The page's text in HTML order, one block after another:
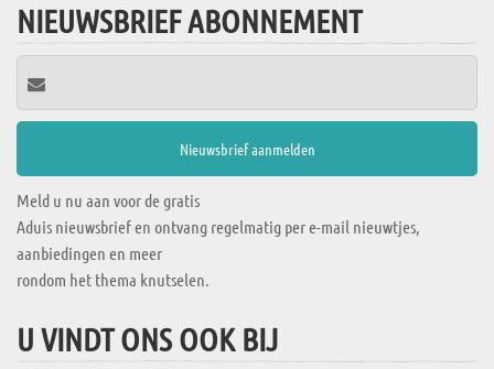
NIEUWSBRIEF ABONNEMENT
Meld u nu aan voor de gratis
Aduis nieuwsbrief en ontvang regelmatig per e-mail nieuwtjes,
aanbiedingen en meer
rondom het thema knutselen.
U VINDT ONS OOK BIJ